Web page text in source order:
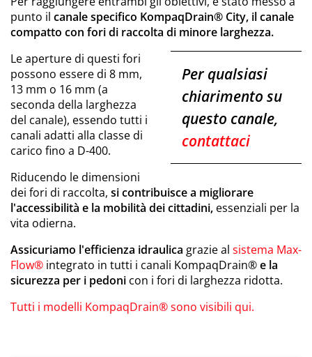
punto il canale specifico KompaqDrain® City, il canale
compatto con fori di raccolta di minore larghezza.
Per qualsiasi
chiarimento su
questo canale,
contattaci
Le aperture di questi fori
possono essere di 8 mm,
13 mm o 16 mm (a
seconda della larghezza
del canale), essendo tutti i
canali adatti alla classe di
carico fino a D-400.
Riducendo le dimensioni
dei fori di raccolta, si contribuisce a migliorare
l'accessibilità e la mobilità dei cittadini, essenziali per la
vita odierna.
Assicuriamo l'efficienza idraulica grazie al sistema Max-
Flow® integrato in tutti i canali KompaqDrain®e la
sicurezza per i pedoni con i fori di larghezza ridotta.
Tutti i modelli KompaqDrain® sono visibili qui.